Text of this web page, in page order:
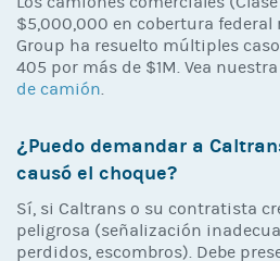
$5,000,000 en cobertura federal
Group ha resuelto múltiples
405 por más de $1M. Vea nuestra
de camión.
¿Puedo demandar a
causó el choque?
Sí, si Caltrans o su contratista
peligrosa (señalización
perdidos, escombros). Debe